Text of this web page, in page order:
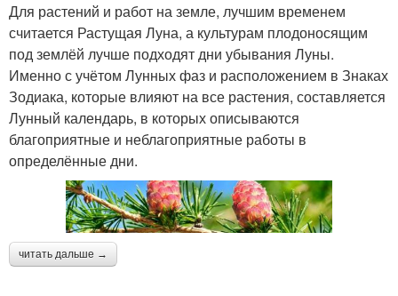
Для растений и работ на земле, лучшим временем
считается Растущая Луна, а культурам плодоносящим
под землёй лучше подходят дни убывания Луны.
Именно с учётом Лунных фаз и расположением в Знаках
Зодиака, которые влияют на все растения, составляется
Лунный календарь, в которых описываются
благоприятные и неблагоприятные работы в
определённые дни.
читать дальше →